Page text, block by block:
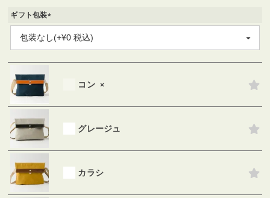
ギフト包装
(
必
須
)
コン ×
グレージュ
カラシ